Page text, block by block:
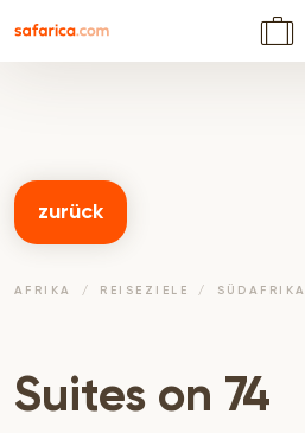
zurück
AFRIKA REISEZIELE SÜDAFRIKA
Suites on 74